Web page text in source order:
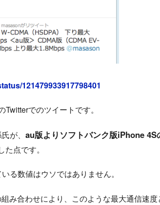
121479933917798401
でのツイートです。
が、 au版よりソフトバンク版iPhone
点です。
る数値はウソではありません。
み合わせにより、このような最大通信速